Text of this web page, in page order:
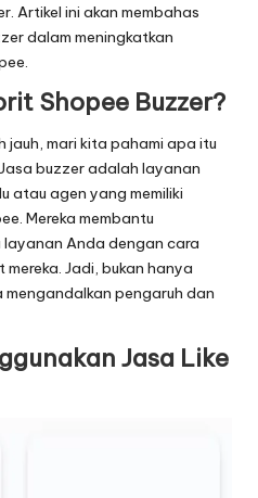
Artikel ini akan membahas
dalam meningkatkan
Shopee Buzzer?
jauh, mari kita pahami apa itu
buzzer adalah layanan
atau agen yang memiliki
Mereka membantu
layanan Anda dengan cara
Jadi, bukan hanya
pengaruh dan
Jasa Like